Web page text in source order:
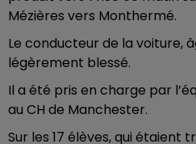
Mézières vers Monthermé.
Le conducteur de la voiture,
légèrement blessé.
Il a été pris en charge par
au CH de Manchester.
Sur les 17 élèves, qui étaient